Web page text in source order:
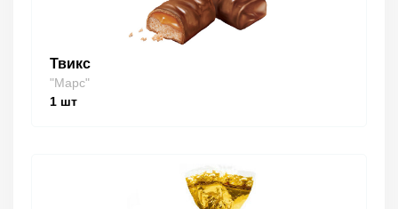
Твикс
"Марс"
1 шт